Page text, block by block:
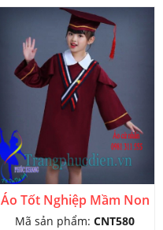
Áo Tốt Nghiệp Mầm Non
Mã sản phẩm: CNT580